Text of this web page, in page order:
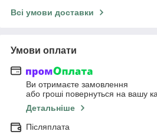
Всі умови доставки
Умови оплати
Ви отримаєте замовлення
або гроші повернуться на вашу
Детальніше
Післяплата